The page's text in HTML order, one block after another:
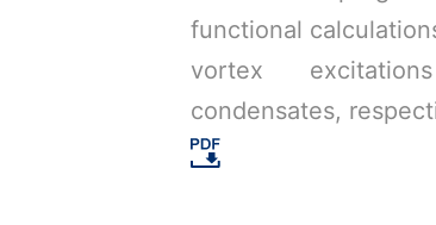
functional
vortex
condensates,